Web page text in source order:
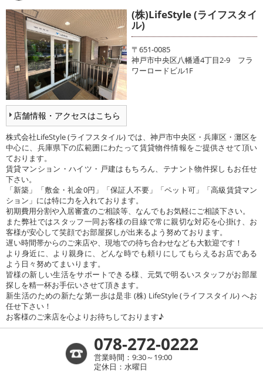
店舗情報・アクセスはこちら
(株)LifeStyle (ライフスタイ
ル)
〒651-0085
神戸市中央区八幡通4丁目2-9 フラ
ワーロードビル1F
株式会社LifeStyle (ライフスタイル) では、神戸市中央区・兵庫区・灘区を
中心に、兵庫県下の広範囲にわたって賃貸物件情報をご提供させて頂い
ております。
賃貸マンション・ハイツ・戸建はもちろん、テナント物件探しもお任せ
下さい。
「新築」「敷金・礼金0円」「保証人不要」「ペット可」「高級賃貸マン
ション」には特に力を入れております。
初期費用分割や入居審査のご相談等、なんでもお気軽にご相談下さい。
また弊社ではスタッフ一同お客様の目線で常に親切な対応を心掛け、お
客様が安心して笑顔でお部屋探しが出来るよう努めております。
遅い時間帯からのご来店や、現地での待ち合わせなども大歓迎です！
より身近に、より親身に、どんな時でも頼りにしてもらえるお店である
よう日々努めてまいります。
皆様の新しい生活をサポートできる様、元気で明るいスタッフがお部屋
探しを精一杯お手伝いさせて頂きます。
新生活のための新たな第一歩は是非 (株) LifeStyle (ライフスタイル) へお
任せ下さい！
お客様のご来店を心よりお待ちしております♪
078-272-0222
営業時間：9:30～19:00
定休日：水曜日